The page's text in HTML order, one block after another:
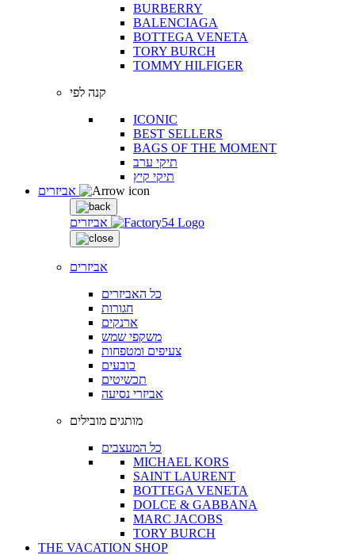
BURBERRY
BALENCIAGA
BOTTEGA VENETA
TORY BURCH
TOMMY HILFIGER
קנה לפי
ICONIC
BEST SELLERS
BAGS OF THE MOMENT
תיקי ערב
תיקי קיץ
אביזרים
אביזרים
כל האביזרים
חגורות
ארנקים
משקפי שמש
צעיפים ומטפחות
כובעים
תכשיטים
אביזרי נסיעה
מותגים מובילים
כל המעצבים
MICHAEL KORS
SAINT LAURENT
BOTTEGA VENETA
DOLCE & GABBANA
MARC JACOBS
TORY BURCH
THE VACATION SHOP